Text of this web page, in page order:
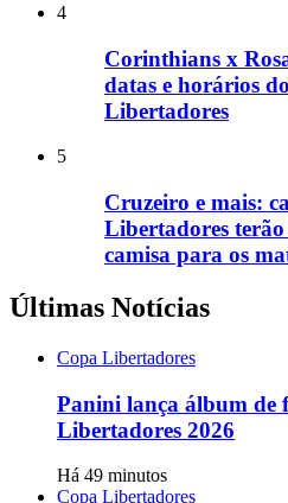
4
Corinthians x
datas e horários
Libertadores
5
Cruzeiro e mais:
Libertadores
camisa para os
Últimas Notícias
Copa Libertadores
Panini lança álbum de
Libertadores 2026
Há 49 minutos
Copa Libertadores